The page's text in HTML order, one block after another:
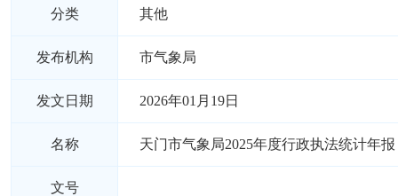
分类 其他
发布机构 市气象局
发文日期 2026年01月19日
名称 天门市气象局2025年度行政执法统计年报
文号